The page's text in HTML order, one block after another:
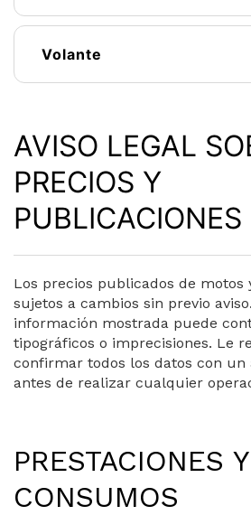
Volante
AVISO LEGAL
PRECIOS Y
PUBLICACIONES
Los precios publicados de motos
sujetos a cambios sin previo
información mostrada puede
tipográficos o imprecisiones. Le
confirmar todos los datos con un
antes de realizar cualquier
PRESTACIONES Y
CONSUMOS